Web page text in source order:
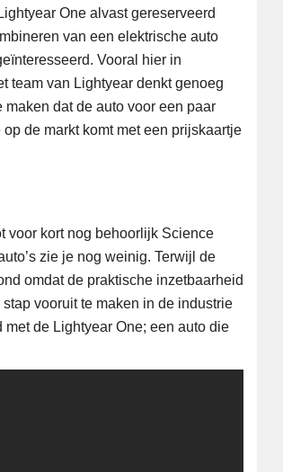
One alvast gereserveerd
van een elektrische auto
Vooral hier in
team van Lightyear denkt genoeg
dat de auto voor een paar
de markt komt met een prijskaartje
voor kort nog behoorlijk Science
zie je nog weinig. Terwijl de
omdat de praktische inzetbaarheid
vooruit te maken in de industrie
de Lightyear One; een auto die